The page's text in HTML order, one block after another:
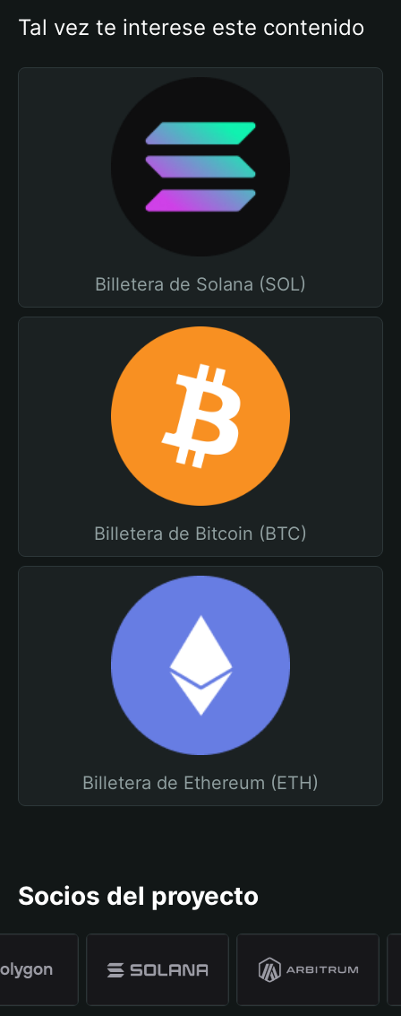
Tal vez te interese este contenido
Billetera de Solana (SOL)
Billetera de Bitcoin (BTC)
Billetera de Ethereum (ETH)
Socios del proyecto